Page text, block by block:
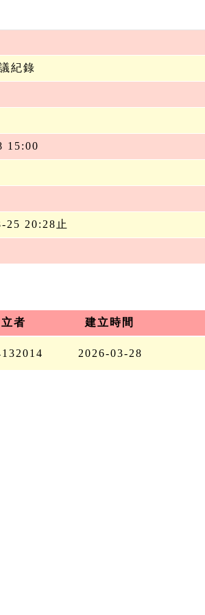
紀錄
15:00
25 20:28止
者
建立時間
2026-03-28